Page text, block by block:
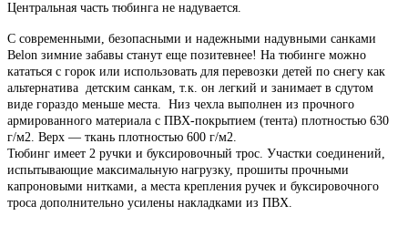
Центральная часть тюбинга не надувается.
С современными, безопасными и надежными надувными санками
Belon зимние забавы станут еще позитевнее! На тюбинге можно
кататься с горок или использовать для перевозки детей по снегу как
альтернатива детским санкам, т.к. он легкий и занимает в сдутом
виде гораздо меньше места. Низ чехла выполнен из прочного
армированного материала с ПВХ-покрытием (тента) плотностью 630
г/м2. Верх — ткань плотностью 600 г/м2.
Тюбинг имеет 2 ручки и буксировочный трос. Участки соединений,
испытывающие максимальную нагрузку, прошиты прочными
капроновыми нитками, а места крепления ручек и буксировочного
троса дополнительно усилены накладками из ПВХ.